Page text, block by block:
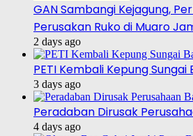
GAN Sambangi Kejagung,
Perusakan Ruko di Muaro
2 days ago
PETI Kembali Kepung
3 days ago
Peradaban Dirusak
4 days ago